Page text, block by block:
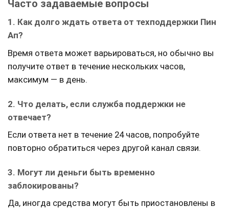
Часто задаваемые вопросы
1. Как долго ждать ответа от техподдержки Пин
Ап?
Время ответа может варьироваться, но обычно вы
получите ответ в течение нескольких часов,
максимум — в день.
2. Что делать, если служба поддержки не
отвечает?
Если ответа нет в течение 24 часов, попробуйте
повторно обратиться через другой канал связи.
3. Могут ли деньги быть временно
заблокированы?
Да, иногда средства могут быть приостановлены в